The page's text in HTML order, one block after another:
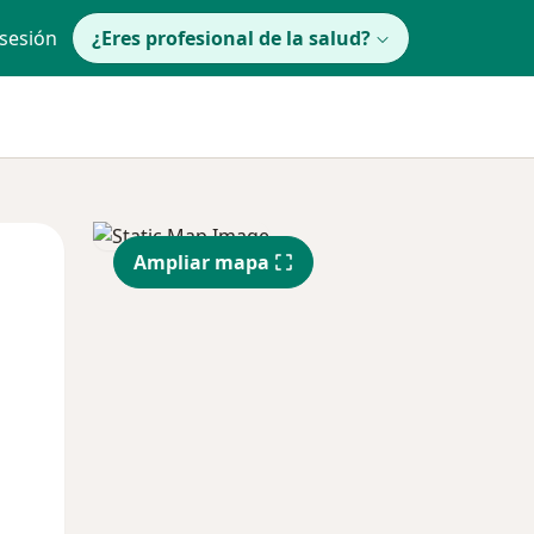
¿Eres profesional de la salud?
Mar
11 Ago
Mié
12 Ago
Ampliar mapa